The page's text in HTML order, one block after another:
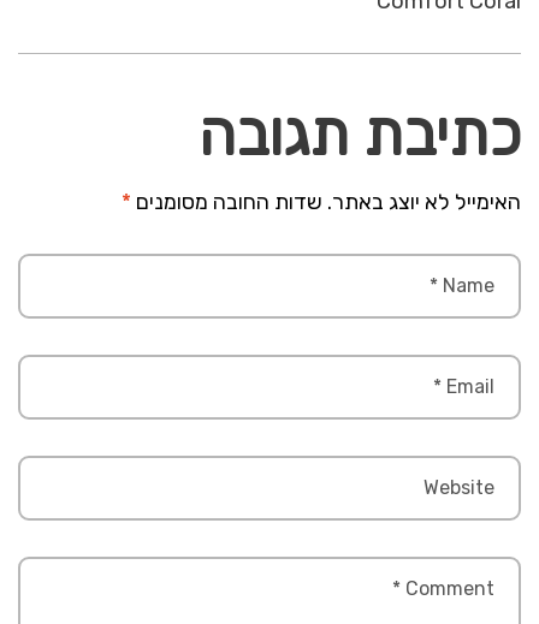
כתיבת תגובה
האימייל לא יוצג באתר. שדות החובה מסומנים *